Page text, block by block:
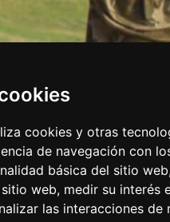
cookies y otras
de navegación con
básica del sitio web,
web, medir su interés
las interacciones de